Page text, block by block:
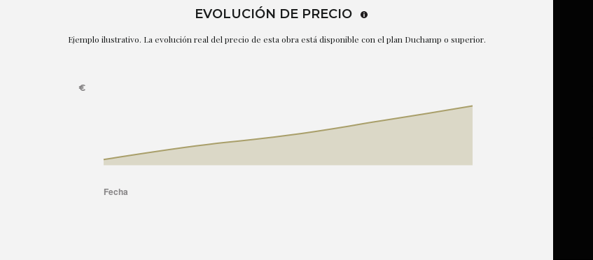
EVOLUCIÓN DE PRECIO
Ejemplo ilustrativo. La evolución real del precio de esta obra está disponible con el plan Duchamp o superior.